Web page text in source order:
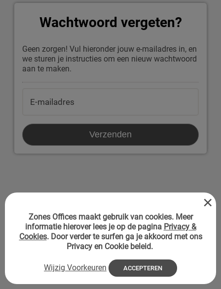
Wachtwoord vergeten?
Geen zorgen! Vul hieronder jouw e-mailadres in, en
we sturen je instructies om een nieuw wachtwoord
aan te maken.
Verzenden
×
Zones Offices maakt gebruik van cookies. Meer
informatie hierover lees je op de pagina Privacy &
Cookies. Door verder te surfen ga je akkoord met ons
Privacy en Cookie beleid.
Wijzig Voorkeuren ACCEPTEREN